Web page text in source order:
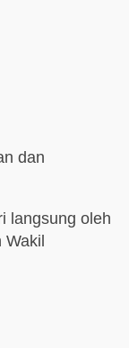
dan
langsung oleh